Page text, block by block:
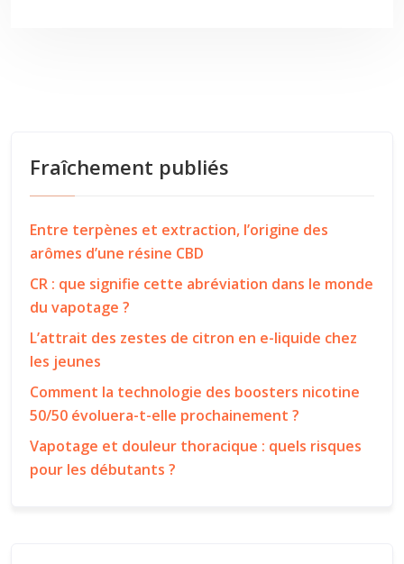
Fraîchement publiés
Entre terpènes et extraction, l’origine des
arômes d’une résine CBD
CR : que signifie cette abréviation dans le monde
du vapotage ?
L’attrait des zestes de citron en e-liquide chez
les jeunes
Comment la technologie des boosters nicotine
50/50 évoluera-t-elle prochainement ?
Vapotage et douleur thoracique : quels risques
pour les débutants ?